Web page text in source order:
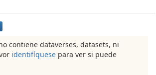
contiene dataverses, datasets, ni
identifíquese para ver si puede